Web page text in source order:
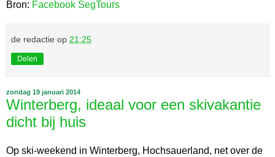
Bron: Facebook SegTours
de redactie op 21:25
Delen
zondag 19 januari 2014
Winterberg, ideaal voor een skivakantie
dicht bij huis
Op ski-weekend in Winterberg, Hochsauerland, net over de